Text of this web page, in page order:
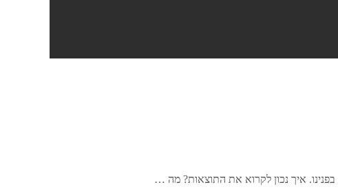
בפנינו. איך נכון לקרוא את התוצאות? מה …